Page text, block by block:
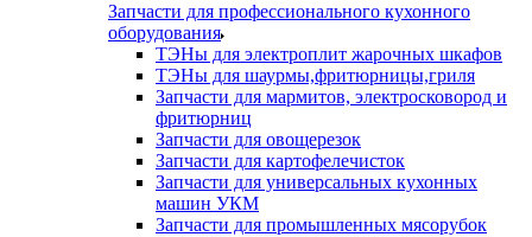
Запчасти для профессионального кухонного
оборудования
ТЭНы для электроплит жарочных шкафов
ТЭНы для шаурмы,фритюрницы,гриля
Запчасти для мармитов, электросковород и
фритюрниц
Запчасти для овощерезок
Запчасти для картофелечисток
Запчасти для универсальных кухонных
машин УКМ
Запчасти для промышленных мясорубок